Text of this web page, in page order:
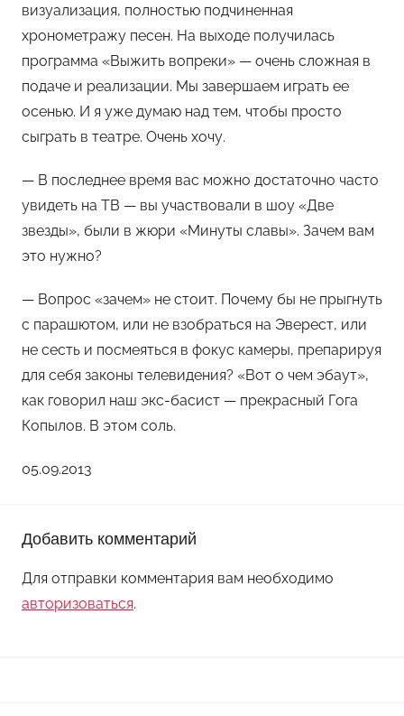
визуализация, полностью подчиненная
хронометражу песен. На выходе получилась
программа «Выжить вопреки» — очень сложная в
подаче и реализации. Мы завершаем играть ее
осенью. И я уже думаю над тем, чтобы просто
сыграть в театре. Очень хочу.
— В последнее время вас можно достаточно часто
увидеть на ТВ — вы участвовали в шоу «Две
звезды», были в жюри «Минуты славы». Зачем вам
это нужно?
— Вопрос «зачем» не стоит. Почему бы не прыгнуть
с парашютом, или не взобраться на Эверест, или
не сесть и посмеяться в фокус камеры, препарируя
для себя законы телевидения? «Вот о чем эбаут»,
как говорил наш экс-басист — прекрасный Гога
Копылов. В этом соль.
05.09.2013
Добавить комментарий
Для отправки комментария вам необходимо
авторизоваться.